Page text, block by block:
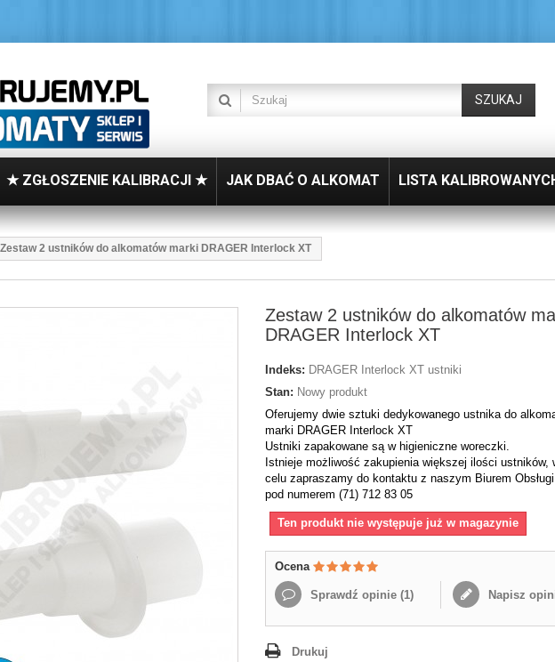
SZUKAJ
★ ZGŁOSZENIE KALIBRACJI ★ JAK DBAĆ O ALKOMAT LISTA
Zestaw 2 ustników do alkomatów marki DRAGER Interlock XT
Zestaw 2 ustników do alkomatów
DRAGER Interlock XT
Indeks: DRAGER Interlock XT ustniki
Stan: Nowy produkt
Oferujemy dwie sztuki dedykowanego ustnika do
marki DRAGER Interlock XT
Ustniki zapakowane są w higieniczne woreczki.
Istnieje możliwość zakupienia większej ilości ustników,
celu zapraszamy do kontaktu z naszym Biurem
pod numerem (71) 712 83 05
Ten produkt nie występuje już w magazynie
Ocena
Sprawdź opinie (1) Napisz
Drukuj